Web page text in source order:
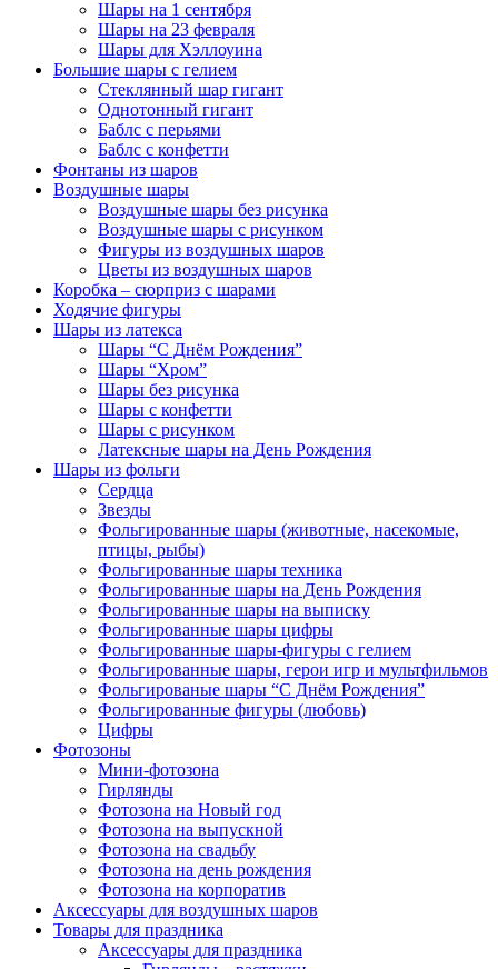
Шары на 1 сентября
Шары на 23 февраля
Шары для Хэллоуина
Большие шары с гелием
Стеклянный шар гигант
Однотонный гигант
Баблс с перьями
Баблс с конфетти
Фонтаны из шаров
Воздушные шары
Воздушные шары без рисунка
Воздушные шары с рисунком
Фигуры из воздушных шаров
Цветы из воздушных шаров
Коробка – сюрприз с шарами
Ходячие фигуры
Шары из латекса
Шары “С Днём Рождения”
Шары “Хром”
Шары без рисунка
Шары с конфетти
Шары с рисунком
Латексные шары на День Рождения
Шары из фольги
Сердца
Звезды
Фольгированные шары (животные, насекомые,
птицы, рыбы)
Фольгированные шары техника
Фольгированные шары на День Рождения
Фольгированные шары на выписку
Фольгированные шары цифры
Фольгированные шары-фигуры с гелием
Фольгированные шары, герои игр и мультфильмов
Фольгированые шары “С Днём Рождения”
Фольгированные фигуры (любовь)
Цифры
Фотозоны
Мини-фотозона
Гирлянды
Фотозона на Новый год
Фотозона на выпускной
Фотозона на свадьбу
Фотозона на день рождения
Фотозона на корпоратив
Аксессуары для воздушных шаров
Товары для праздника
Аксессуары для праздника